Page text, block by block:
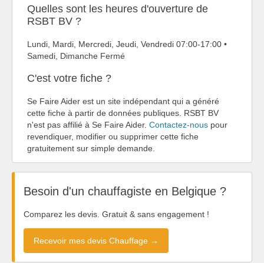
Quelles sont les heures d'ouverture de
RSBT BV ?
Lundi, Mardi, Mercredi, Jeudi, Vendredi 07:00-17:00 •
Samedi, Dimanche Fermé
C'est votre fiche ?
Se Faire Aider est un site indépendant qui a généré
cette fiche à partir de données publiques. RSBT BV
n'est pas affilié à Se Faire Aider. Contactez-nous pour
revendiquer, modifier ou supprimer cette fiche
gratuitement sur simple demande.
Besoin d'un chauffagiste en Belgique ?
Comparez les devis. Gratuit & sans engagement !
Recevoir mes devis Chauffage →